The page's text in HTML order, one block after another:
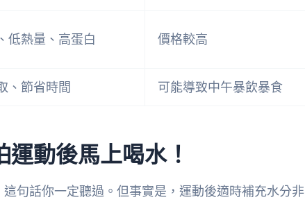
低熱量、高蛋白 價格較高
、節省時間 可能導致中午暴飲暴食
動後馬上喝水！
這句話你一定聽過。但事實是，運動後適時補充水分非